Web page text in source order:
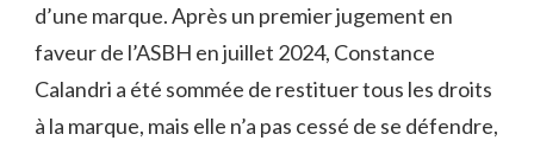
d’une marque. Après un premier jugement en
faveur de l’ASBH en juillet 2024, Constance
Calandri a été sommée de restituer tous les droits
à la marque, mais elle n’a pas cessé de se défendre,